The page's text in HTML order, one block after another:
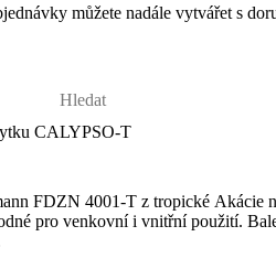
můžete nadále vytvářet s
CALYPSO-T
FDZN 4001-T z tropické Akácie
pro venkovní i vnitřní použití.